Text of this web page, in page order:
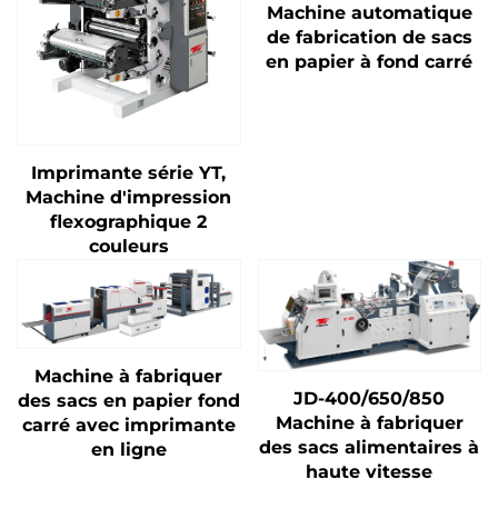
Imprimante série YT,
Machine d'impression
flexographique 2
couleurs
Machine automatique
de fabrication de sacs
en papier à fond carré
Machine à fabriquer
des sacs en papier fond
carré avec imprimante
en ligne
JD-400/650/850
Machine à fabriquer
des sacs alimentaires à
haute vitesse